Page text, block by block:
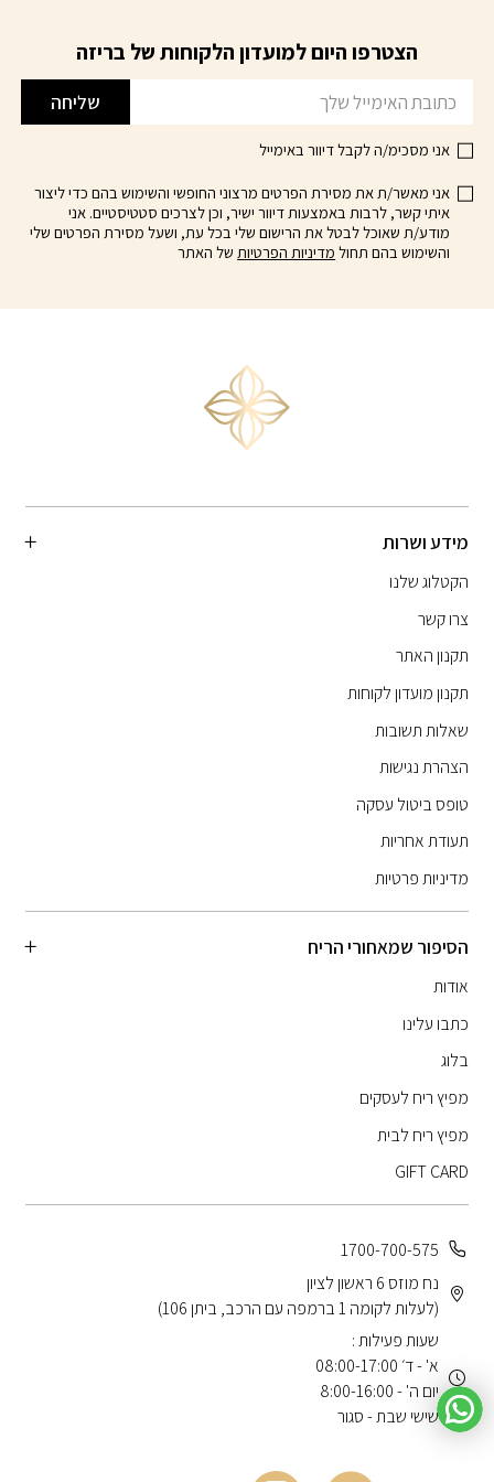
את
האפשרויות
בעמוד
המוצר
מספר
סוגים.
האפשרויות
בעמוד
המוצר
הצטרפו היום למועדון הלקוחות של בריזה
שליחה
אני מסכימ/ה לקבל דיוור באימייל
אני מאשר/ת את מסירת הפרטים מרצוני החופשי והשימוש בהם כדי ליצור
איתי קשר, לרבות באמצעות דיוור ישיר, וכן לצרכים סטטיסטיים. אני
מודע/ת שאוכל לבטל את הרישום שלי בכל עת, ושעל מסירת הפרטים שלי
והשימוש בהם תחול מדיניות הפרטיותשל האתר
מידע ושרות
הקטלוג שלנו
צרו קשר
תקנון האתר
תקנון מועדון לקוחות
שאלות תשובות
הצהרת נגישות
טופס ביטול עסקה
תעודת אחריות
מדיניות פרטיות
הסיפור שמאחורי הריח
אודות
כתבו עלינו
בלוג
מפיץ ריח לעסקים
מפיץ ריח לבית
GIFT CARD
1700-700-575
נח מוזס 6 ראשון לציון
(לעלות לקומה 1 ברמפה עם הרכב, ביתן 106)
שעות פעילות :
א' - ד׳ 08:00-17:00
יום ה' - 8:00-16:00
שישי שבת - סגור